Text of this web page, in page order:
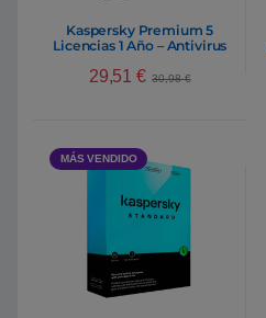
Kaspersky Premium 5
Licencias 1 Año – Antivirus
29,51€ 30,98€
MÁS VENDIDO